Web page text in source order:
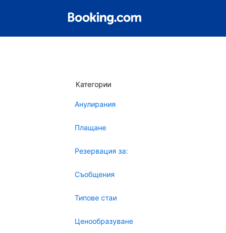
Категории
Анулирания
Плащане
Резервация за:
Съобщения
Типове стаи
Ценообразуване